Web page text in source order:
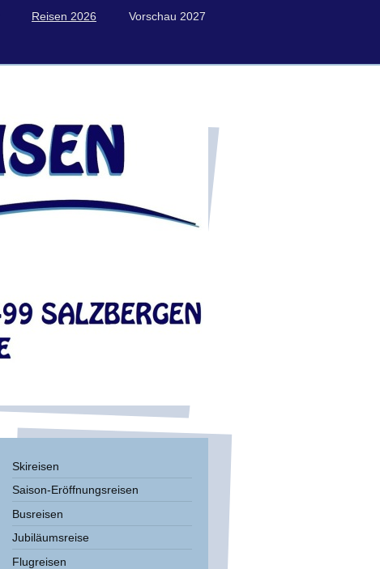
Reisen 2026 Vorschau 2027
Skireisen
Saison-Eröffnungsreisen
Busreisen
Jubiläumsreise
Flugreisen